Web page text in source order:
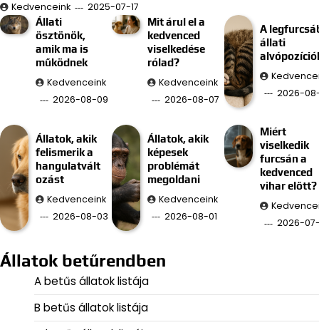
Kedvenceink
2025-07-17
Állati
ösztönök,
amik ma is
működnek
Kedvenceink
2026-08-09
Mit árul el a
kedvenced
viselkedése
rólad?
Kedvenceink
2026-08-07
A
állati
2026-
Állatok, akik
felismerik a
hangulatvált
ozást
Kedvenceink
2026-08-03
Állatok, akik
képesek
problémát
megoldani
Kedvenceink
2026-08-01
Miért
viselkedik
furcsán a
kedvenced
vihar előtt?
2026-
Állatok betűrendben
A betűs állatok listája
B betűs állatok listája